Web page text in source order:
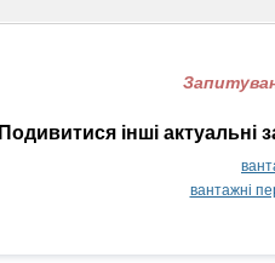
Подивитися інші
вантажні